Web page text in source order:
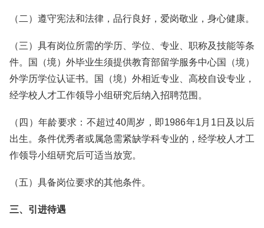
（二）遵守宪法和法律，品行良好，爱岗敬业，身心健康。
（三）具有岗位所需的学历、学位、专业、职称及技能等条
件。国（境）外毕业生须提供教育部留学服务中心国（境）
外学历学位认证书。国（境）外相近专业、高校自设专业，
经学校人才工作领导小组研究后纳入招聘范围。
（四）年龄要求：不超过40周岁，即1986年1月1日及以后
出生。条件优秀者或属急需紧缺学科专业的，经学校人才工
作领导小组研究后可适当放宽。
（五）具备岗位要求的其他条件。
三、引进待遇